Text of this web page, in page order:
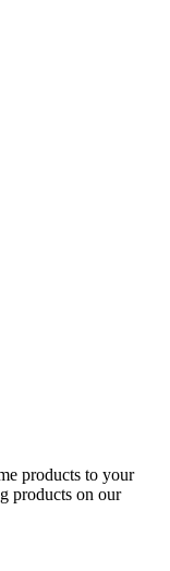
products to your
products on our